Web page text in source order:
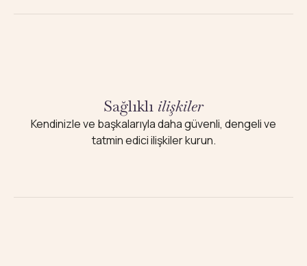
Sağlıklı ilişkiler
Kendinizle ve başkalarıyla daha güvenli, dengeli ve
tatmin edici ilişkiler kurun.